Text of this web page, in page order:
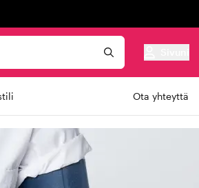
Ota yhteyttä